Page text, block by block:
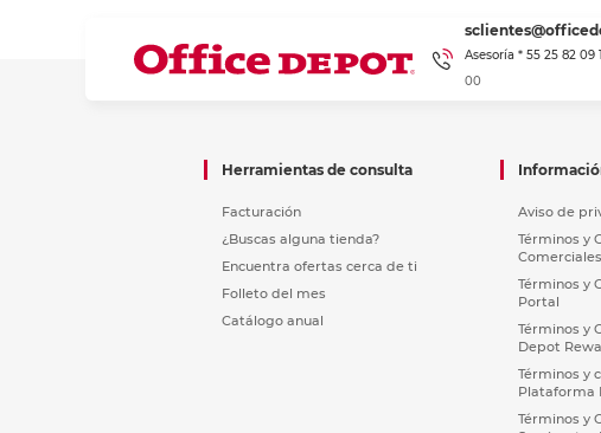
Asesoría * 55 25 82 09
00
Herramientas de consulta
Facturación
¿Buscas alguna tienda?
Encuentra ofertas cerca de ti
Folleto del mes
Catálogo anual
Aviso de
Términos y
Comerciales
Términos y
Portal
Términos y
Depot
Términos y
Plataforma
Términos y